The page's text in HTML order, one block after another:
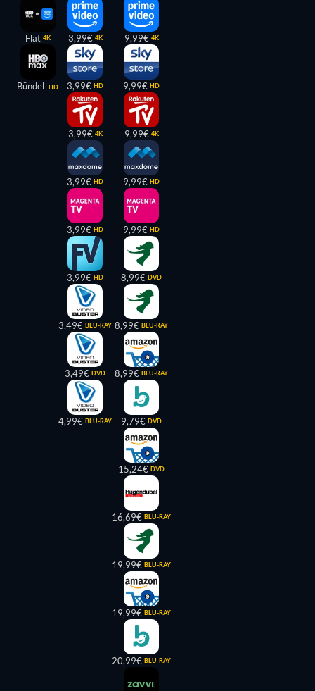
Flat 4K
Bündel HD
3,99€ 4K
3,99€ HD
3,99€ 4K
3,99€ HD
3,99€ HD
3,99€ HD
3,49€ BLU-RAY
3,49€ DVD
4,99€ BLU-RAY
9,99€ 4K
9,99€ HD
9,99€ 4K
9,99€ HD
9,99€ HD
8,99€ DVD
8,99€ BLU-RAY
8,99€ BLU-RAY
9,79€ DVD
15,24€ DVD
16,69€ BLU-RAY
19,99€ BLU-RAY
19,99€ BLU-RAY
20,99€ BLU-RAY